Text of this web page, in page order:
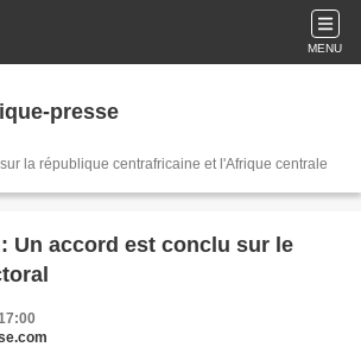
MENU
presse
la république centrafricaine et l'Afrique centrale
Un accord est conclu sur le